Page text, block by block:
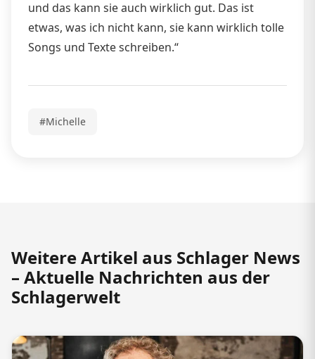
und das kann sie auch wirklich gut. Das ist
etwas, was ich nicht kann, sie kann wirklich tolle
Songs und Texte schreiben.“
#Michelle
Weitere Artikel aus Schlager News
– Aktuelle Nachrichten aus der
Schlagerwelt